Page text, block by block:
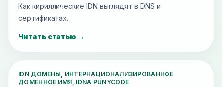
Как кириллические IDN выглядят в DNS и
сертификатах.
Читать статью →
IDN ДОМЕНЫ, ИНТЕРНАЦИОНАЛИЗИРОВАННОЕ
ДОМЕННОЕ ИМЯ, IDNA PUNYCODE